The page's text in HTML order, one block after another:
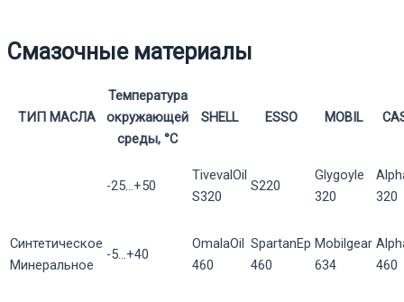
Смазочные материалы
ТИП МАСЛА
Температура
окружающей
среды, °С
SHELL ESSO MOBIL
Синтетическое
Минеральное
-25...+50
TivevalOil
S320
S220
Glygoyle
320
320
-5...+40
OmalaOil
460
SpartanEp
460
Mobilgear
634
460